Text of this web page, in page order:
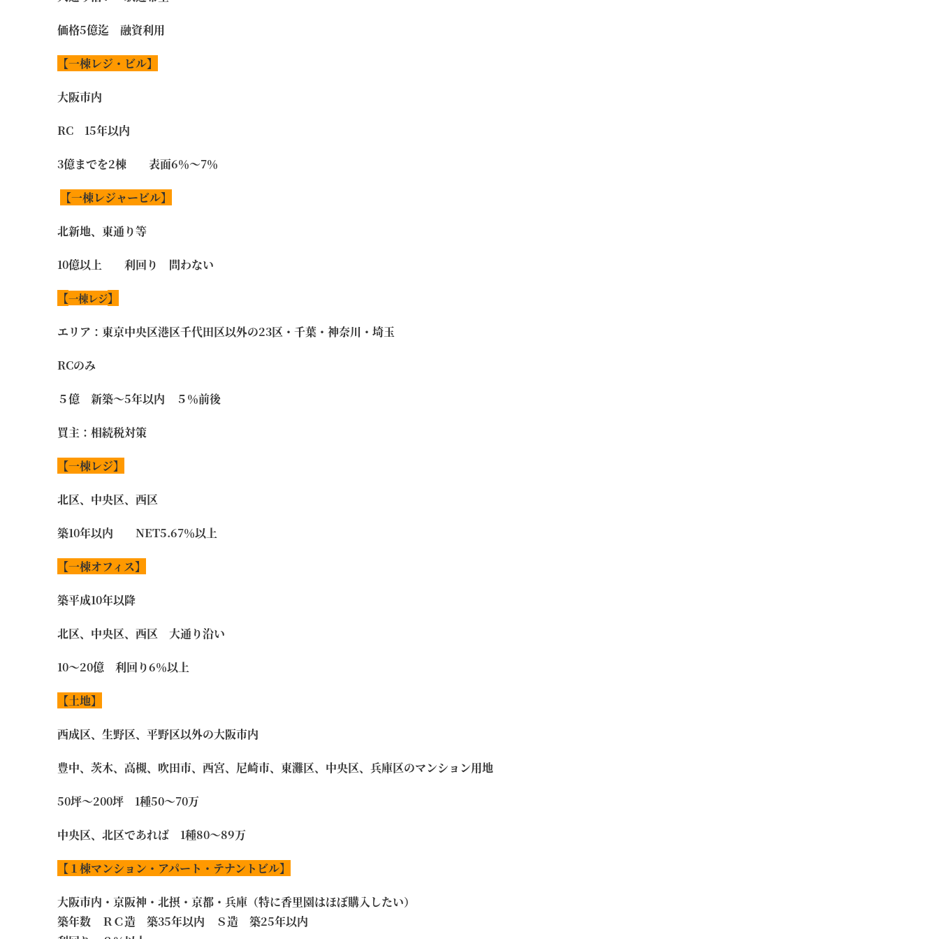
価格5億迄 融資利用
【一棟レジ・ビル】
大阪市内
RC 15年以内
3億までを2棟 表面6％～7％
【一棟レジャービル】
北新地、東通り等
10億以上 利回り 問わない
【一棟レジ】
エリア：東京中央区港区千代田区以外の23区・千葉・神奈川・埼玉
RCのみ
５億 新築～5年以内 ５％前後
買主：相続税対策
【一棟レジ】
北区、中央区、西区
築10年以内 NET5.67％以上
【一棟オフィス】
築平成10年以降
北区、中央区、西区 大通り沿い
10～20億 利回り6％以上
【土地】
西成区、生野区、平野区以外の大阪市内
豊中、茨木、高槻、吹田市、西宮、尼崎市、東灘区、中央区、兵庫区のマンション用地
50坪～200坪 1種50～70万
中央区、北区であれば 1種80～89万
【１棟マンション・アパート・テナントビル】
大阪市内・京阪神・北摂・京都・兵庫（特に香里園はほぼ購入したい）
築年数 ＲＣ造 築35年以内 Ｓ造 築25年以内